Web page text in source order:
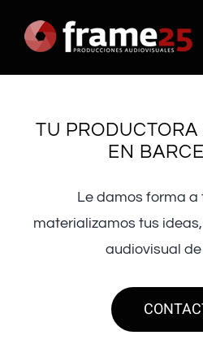
TU
EN
Le damos forma a
materializamos tus
audiovisual